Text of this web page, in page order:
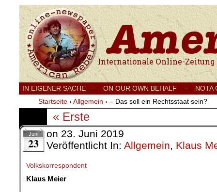
Internationale Onlinezeitung für Frieden,
IN EIGENER SACHE – ON OUR OWN BEHALF –
NOTA
Startseite › Allgemein › – Das soll ein Rechtsstaat sein?
« Erste
Juni
23
on 23. Juni 2019
Veröffentlicht In: Allgemein, Klaus
Volkskorrespondent
Klaus Meier